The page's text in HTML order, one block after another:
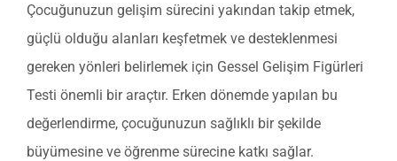
Çocuğunuzun gelişim sürecini yakından takip etmek,
güçlü olduğu alanları keşfetmek ve desteklenmesi
gereken yönleri belirlemek için Gessel Gelişim Figürleri
Testi önemli bir araçtır. Erken dönemde yapılan bu
değerlendirme, çocuğunuzun sağlıklı bir şekilde
büyümesine ve öğrenme sürecine katkı sağlar.